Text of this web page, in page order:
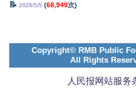
📝 2026/5/5 (68,949次)
Copyright© RMB Public
All Rights
人民报网站服务